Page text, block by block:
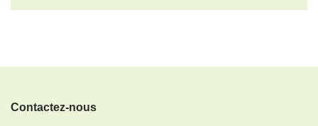
Contactez-nous